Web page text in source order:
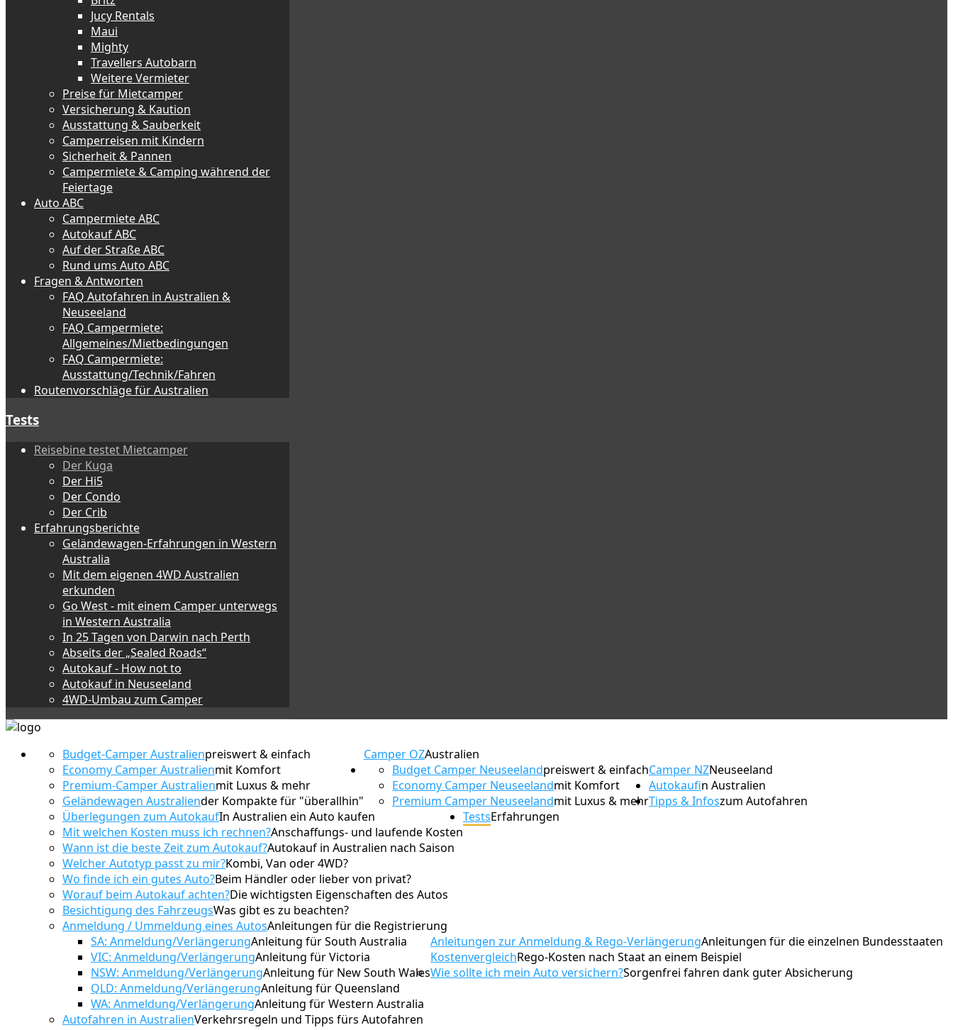
Jucy Rentals
Maui
Mighty
Travellers Autobarn
Weitere Vermieter
Preise für Mietcamper
Versicherung & Kaution
Ausstattung & Sauberkeit
Camperreisen mit Kindern
Sicherheit & Pannen
Campermiete & Camping während der
Feiertage
Auto ABC
Campermiete ABC
Autokauf ABC
Auf der Straße ABC
Rund ums Auto ABC
Fragen & Antworten
FAQ Autofahren in Australien &
Neuseeland
FAQ Campermiete:
Allgemeines/Mietbedingungen
FAQ Campermiete:
Ausstattung/Technik/Fahren
Routenvorschläge für Australien
Tests
Reisebine testet Mietcamper
Der Kuga
Der Hi5
Der Condo
Der Crib
Erfahrungsberichte
Geländewagen-Erfahrungen in Western
Australia
Mit dem eigenen 4WD Australien
erkunden
Go West - mit einem Camper unterwegs
in Western Australia
In 25 Tagen von Darwin nach Perth
Abseits der „Sealed Roads“
Autokauf - How not to
Autokauf in Neuseeland
4WD-Umbau zum Camper
Camper OZAustralien
Budget-Camper Australienpreiswert & einfach
Economy Camper Australienmit Komfort
Premium-Camper Australienmit Luxus & mehr
Geländewagen Australiender Kompakte für "überallhin"
Camper NZNeuseeland
Budget Camper Neuseelandpreiswert & einfach
Economy Camper Neuseelandmit Komfort
Premium Camper Neuseelandmit Luxus & mehr
Autokaufin Australien
Überlegungen zum AutokaufIn Australien ein Auto kaufen
Mit welchen Kosten muss ich rechnen?Anschaffungs- und laufende Kosten
Wann ist die beste Zeit zum Autokauf?Autokauf in Australien nach Saison
Welcher Autotyp passt zu mir?Kombi, Van oder 4WD?
Wo finde ich ein gutes Auto?Beim Händler oder lieber von privat?
Worauf beim Autokauf achten?Die wichtigsten Eigenschaften des Autos
Besichtigung des FahrzeugsWas gibt es zu beachten?
Anmeldung / Ummeldung eines AutosAnleitungen für die Registrierung
Anleitungen zur Anmeldung & Rego-VerlängerungAnleitungen für die einzelnen Bundesstaaten
SA: Anmeldung/VerlängerungAnleitung für South Australia
VIC: Anmeldung/VerlängerungAnleitung für Victoria
NSW: Anmeldung/VerlängerungAnleitung für New South Wales
QLD: Anmeldung/VerlängerungAnleitung für Queensland
WA: Anmeldung/VerlängerungAnleitung für Western Australia
KostenvergleichRego-Kosten nach Staat an einem Beispiel
Wie sollte ich mein Auto versichern?Sorgenfrei fahren dank guter Absicherung
Tipps & Infoszum Autofahren
Autofahren in AustralienVerkehrsregeln und Tipps fürs Autofahren
TestsErfahrungen